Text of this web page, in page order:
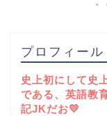
プロフィール
史上初にして史
である、英語教
記JKだお💛